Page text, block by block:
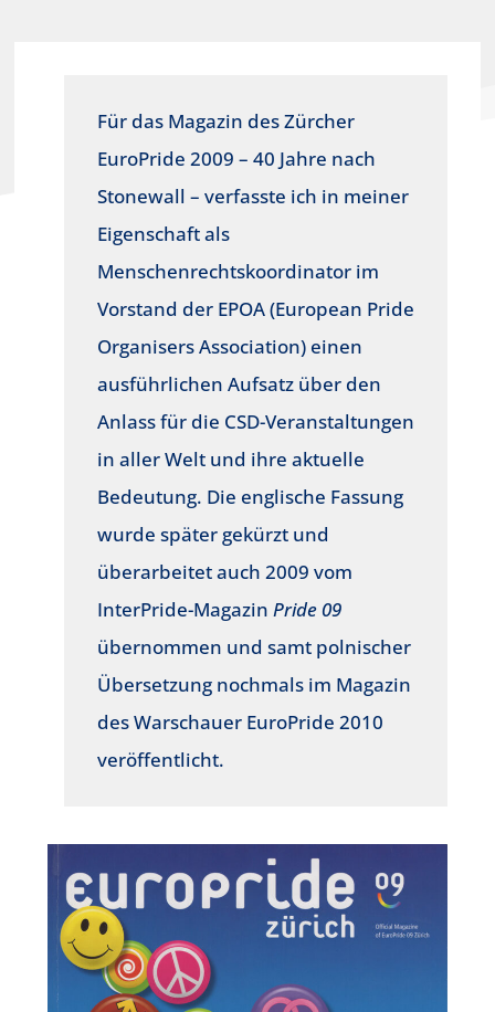
Für das Magazin des Zürcher
EuroPride 2009 – 40 Jahre nach
Stonewall – verfasste ich in meiner
Eigenschaft als
Menschenrechtskoordinator im
Vorstand der EPOA (European Pride
Organisers Association) einen
ausführlichen Aufsatz über den
Anlass für die CSD-Veranstaltungen
in aller Welt und ihre aktuelle
Bedeutung. Die englische Fassung
wurde später gekürzt und
überarbeitet auch 2009 vom
InterPride-Magazin Pride 09
übernommen und samt polnischer
Übersetzung nochmals im Magazin
des Warschauer EuroPride 2010
veröffentlicht.